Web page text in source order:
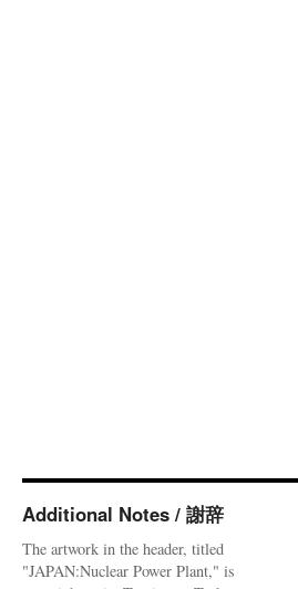
Additional Notes / 謝辞
The artwork in the header, titled
"JAPAN:Nuclear Power Plant," is